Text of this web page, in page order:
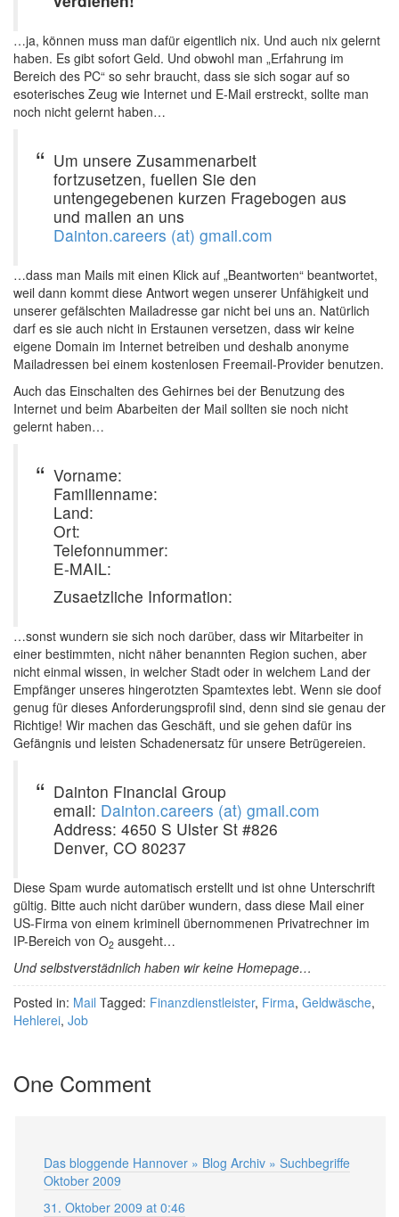
…ja, können muss man dafür eigentlich nix. Und auch nix gelernt
haben. Es gibt sofort Geld. Und obwohl man „Erfahrung im
Bereich des PC“ so sehr braucht, dass sie sich sogar auf so
esoterisches Zeug wie Internet und E-Mail erstreckt, sollte man
noch nicht gelernt haben…
Um unsere Zusammenarbeit
fortzusetzen, fuellen Sie den
untengegebenen kurzen Fragebogen aus
und mailen an uns
Dainton.careers (at) gmail.com
…dass man Mails mit einen Klick auf „Beantworten“ beantwortet,
weil dann kommt diese Antwort wegen unserer Unfähigkeit und
unserer gefälschten Mailadresse gar nicht bei uns an. Natürlich
darf es sie auch nicht in Erstaunen versetzen, dass wir keine
eigene Domain im Internet betreiben und deshalb anonyme
Mailadressen bei einem kostenlosen Freemail-Provider benutzen.
Auch das Einschalten des Gehirnes bei der Benutzung des
Internet und beim Abarbeiten der Mail sollten sie noch nicht
gelernt haben…
Vorname:
Familienname:
Land:
Ort:
Telefonnummer:
E-MAIL:
Zusaetzliche Information:
…sonst wundern sie sich noch darüber, dass wir Mitarbeiter in
einer bestimmten, nicht näher benannten Region suchen, aber
nicht einmal wissen, in welcher Stadt oder in welchem Land der
Empfänger unseres hingerotzten Spamtextes lebt. Wenn sie doof
genug für dieses Anforderungsprofil sind, denn sind sie genau der
Richtige! Wir machen das Geschäft, und sie gehen dafür ins
Gefängnis und leisten Schadenersatz für unsere Betrügereien.
Dainton Financial Group
email: Dainton.careers (at) gmail.com
Address: 4650 S Ulster St #826
Denver, CO 80237
Diese Spam wurde automatisch erstellt und ist ohne Unterschrift
gültig. Bitte auch nicht darüber wundern, dass diese Mail einer
US-Firma von einem kriminell übernommenen Privatrechner im
IP-Bereich von O2 ausgeht…
Und selbstverstädnlich haben wir keine Homepage…
Posted in: Mail Tagged: Finanzdienstleister, Firma, Geldwäsche,
Hehlerei, Job
One Comment
Das bloggende Hannover » Blog Archiv » Suchbegriffe
Oktober 2009
31. Oktober 2009 at 0:46